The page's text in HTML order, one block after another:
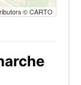
© CARTO